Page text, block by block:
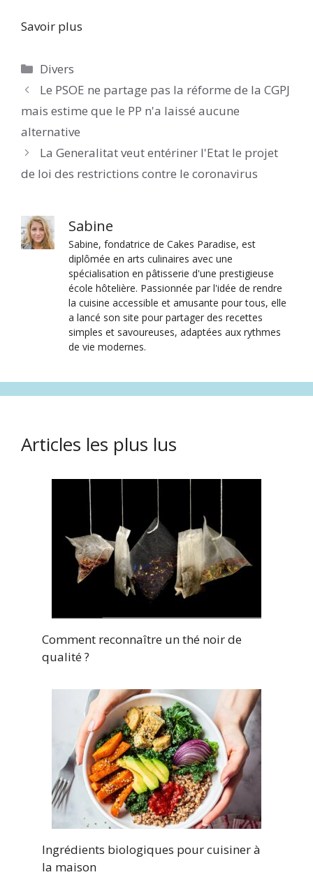
Savoir plus
Catégories
Divers
Le PSOE ne partage pas la réforme de la CGPJ
mais estime que le PP n'a laissé aucune
alternative
La Generalitat veut entériner l'Etat le projet
de loi des restrictions contre le coronavirus
Sabine
Sabine, fondatrice de Cakes Paradise, est
diplômée en arts culinaires avec une
spécialisation en pâtisserie d'une prestigieuse
école hôtelière. Passionnée par l'idée de rendre
la cuisine accessible et amusante pour tous, elle
a lancé son site pour partager des recettes
simples et savoureuses, adaptées aux rythmes
de vie modernes.
Articles les plus lus
Comment reconnaître un thé noir de
qualité ?
Ingrédients biologiques pour cuisiner à
la maison